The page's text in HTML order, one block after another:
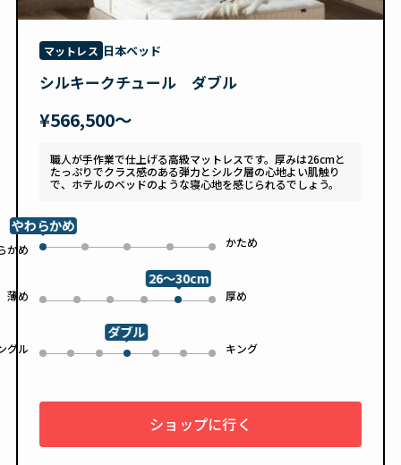
マットレス 日本ベッド
シルキークチュール ダブル
¥566,500〜
職人が手作業で仕上げる高級マットレスです。厚みは26cmと
たっぷりでクラス感のある弾力とシルク層の心地よい肌触り
で、ホテルのベッドのような寝心地を感じられるでしょう。
かめ 0
やわらかめ
1 2 3 かため
4
薄め 0 1 2 3 4
26～30cm
厚め
5
グル 0 1 2 3
ダブル
4 5 キング
6
ショップに行く